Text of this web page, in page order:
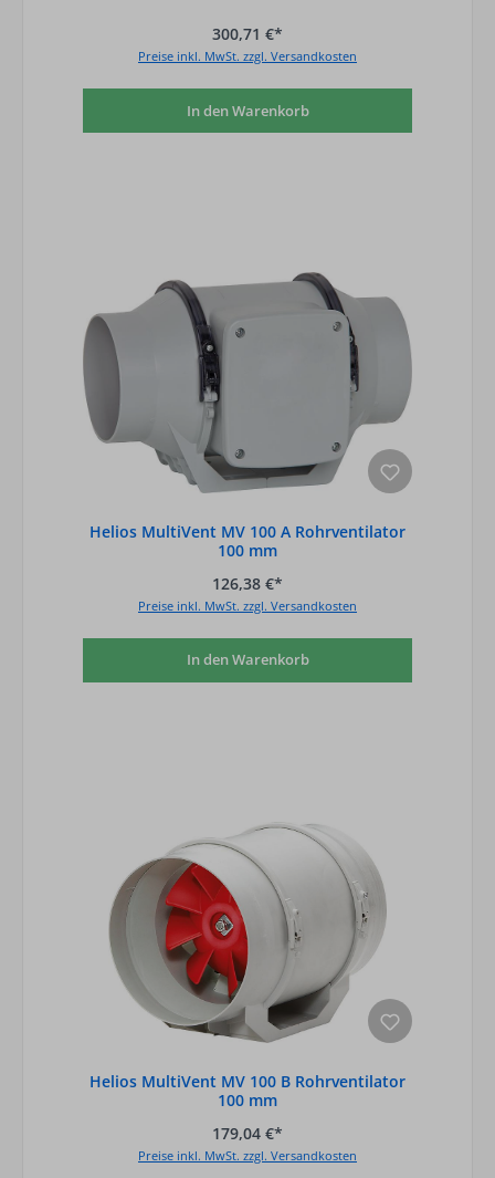
300,71 €*
Preise inkl. MwSt. zzgl. Versandkosten
In den Warenkorb
Helios MultiVent MV 100 A Rohrventilator
100 mm
126,38 €*
Preise inkl. MwSt. zzgl. Versandkosten
In den Warenkorb
Helios MultiVent MV 100 B Rohrventilator
100 mm
179,04 €*
Preise inkl. MwSt. zzgl. Versandkosten